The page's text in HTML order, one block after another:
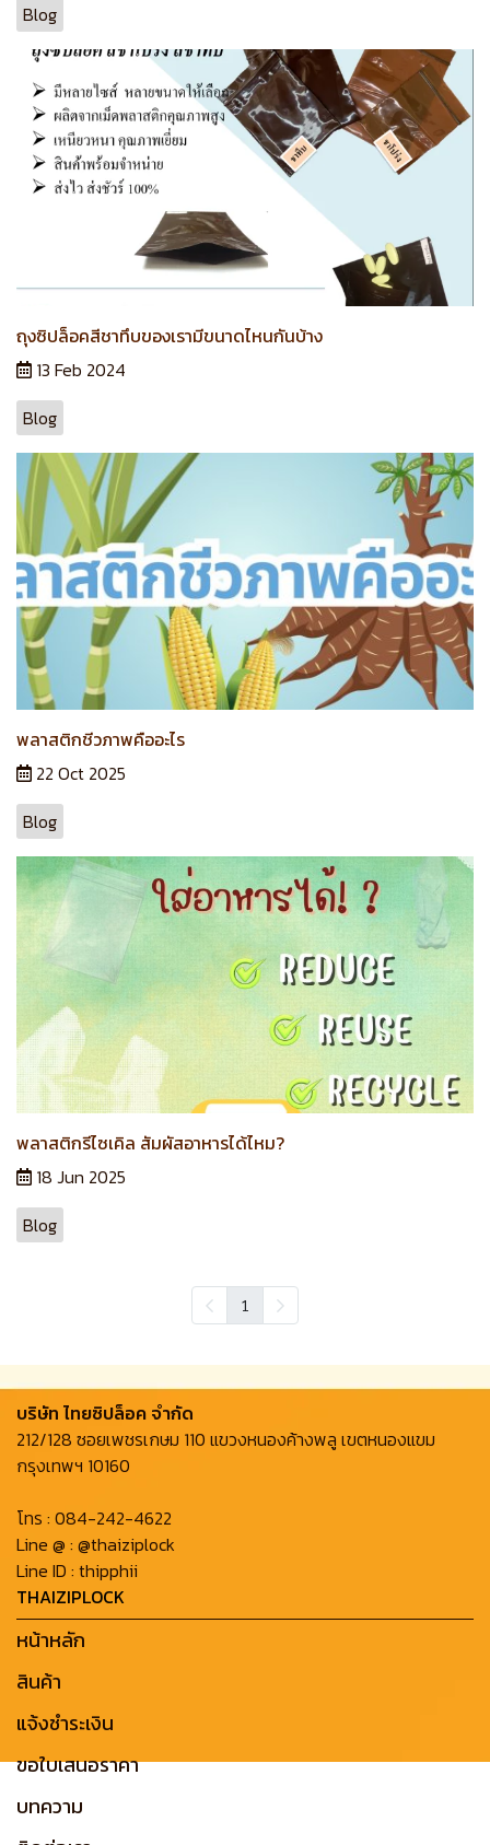
Blog
ถุงซิปล็อคสีชาทึบของเรามีขนาดไหนกันบ้าง
13 Feb 2024
Blog
พลาสติกชีวภาพคืออะไร
22 Oct 2025
Blog
พลาสติกรีไซเคิล สัมผัสอาหารได้ไหม?
18 Jun 2025
Blog
1
บริษัท ไทยซิปล็อค จํากัด
212/128 ซอยเพชรเกษม 110 แขวงหนองค้างพลู เขตหนองแขม
กรุงเทพฯ 10160
โทร : 084-242-4622
Line @ : @thaiziplock
Line ID : thipphii
THAIZIPLOCK
หน้าหลัก
สินค้า
แจ้งชำระเงิน
ขอใบเสนอราคา
บทความ